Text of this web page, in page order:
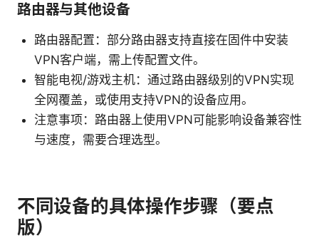
路由器与其他设备
路由器配置：部分路由器支持直接在固件中安装
VPN客户端，需上传配置文件。
智能电视/游戏主机：通过路由器级别的VPN实现
全网覆盖，或使用支持VPN的设备应用。
注意事项：路由器上使用VPN可能影响设备兼容性
与速度，需要合理选型。
不同设备的具体操作步骤（要点
版）